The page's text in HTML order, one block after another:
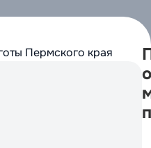
Пермского края
о